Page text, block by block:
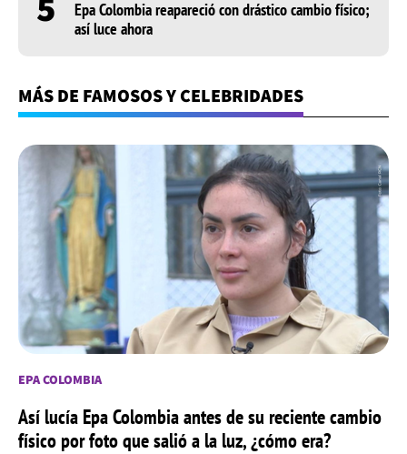
Epa Colombia reapareció con drástico cambio físico;
así luce ahora
MÁS DE FAMOSOS Y CELEBRIDADES
EPA COLOMBIA
Así lucía Epa Colombia antes de su reciente cambio
físico por foto que salió a la luz, ¿cómo era?